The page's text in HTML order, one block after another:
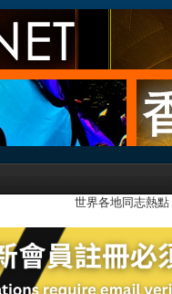
世界各地同志熱